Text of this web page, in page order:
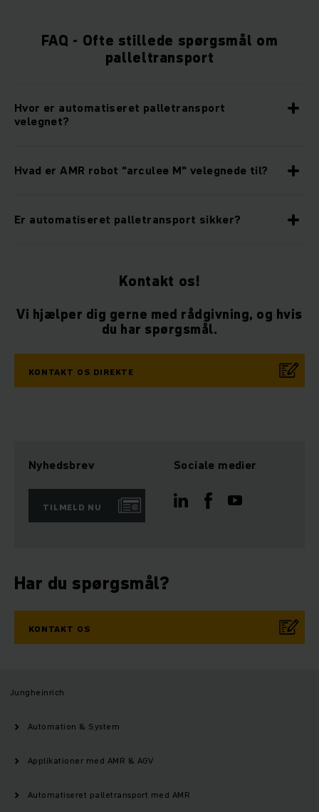
FAQ - Ofte stillede spørgsmål om
palleltransport
Hvor er automatiseret palletransport
velegnet?
Hvad er AMR robot "arculee M" velegnede til?
Er automatiseret palletransport sikker?
Kontakt os!
Vi hjælper dig gerne med rådgivning, og hvis
du har spørgsmål.
KONTAKT OS DIREKTE
Nyhedsbrev
TILMELD NU
Sociale medier
Har du spørgsmål?
KONTAKT OS
Jungheinrich
Automation & System
Applikationer med AMR & AGV
Automatiseret palletransport med AMR